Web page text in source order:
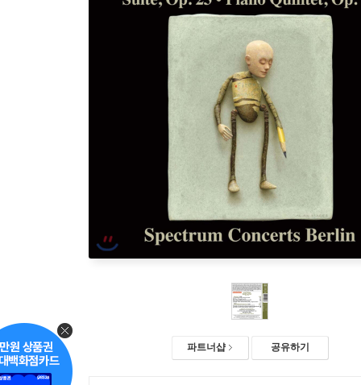
파트너샵 공유하기